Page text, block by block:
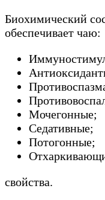
Биохимический
обеспечивает чаю:
Мочегонные;
Седативные;
Потогонные;
свойства.